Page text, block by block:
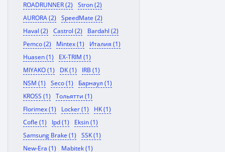
ROADRUNNER (2)
Stron (2)
AURORA (2)
SpeedMate (2)
Haval (2)
Castrol (2)
Bardahl (2)
Pemco (2)
Mintex (1)
Италия (1)
Huasen (1)
EX-TRIM (1)
MIYAKO (1)
DK (1)
IRB (1)
NSM (1)
Seco (1)
Барнаул (1)
KROSS (1)
Тольятти (1)
Florimex (1)
Locker (1)
HK (1)
Cofle (1)
Ipd (1)
Eksin (1)
Samsung Brake (1)
SSK (1)
New-Era (1)
Mabitek (1)